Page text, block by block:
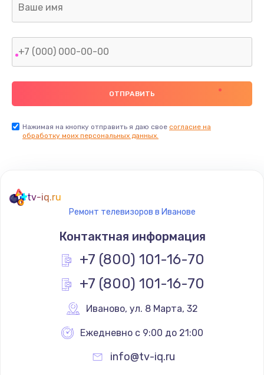
Нажимая на кнопку отправить я даю свое согласие на
обработку моих персональных данных.
tv-iq.ru
Ремонт телевизоров в Иванове
Контактная информация
+7 (800) 101-16-70
+7 (800) 101-16-70
Иваново, ул. 8 Марта, 32
Ежедневно с 9:00 до 21:00
info@tv-iq.ru